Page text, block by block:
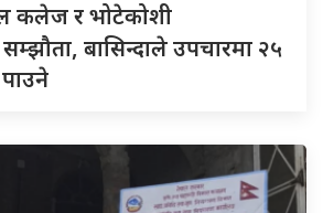
कलेज र भोटेकोशी
बासिन्दाले उपचारमा २५